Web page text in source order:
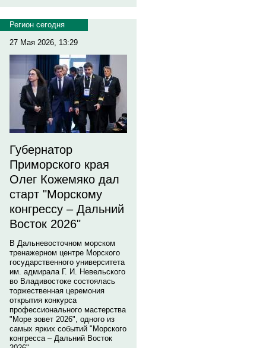
Регион сегодня
27 Мая 2026, 13:29
Губернатор
Приморского края
Олег Кожемяко дал
старт "Морскому
конгрессу – Дальний
Восток 2026"
В Дальневосточном морском
тренажерном центре Морского
государственного университета
им. адмирала Г. И. Невельского
во Владивостоке состоялась
торжественная церемония
открытия конкурса
профессионального мастерства
"Море зовет 2026", одного из
самых ярких событий "Морского
конгресса – Дальний Восток